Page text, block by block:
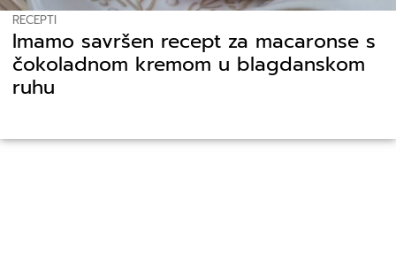
RECEPTI
Imamo savršen recept za macaronse s
čokoladnom kremom u blagdanskom
ruhu